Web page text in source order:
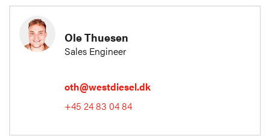
Ole Thuesen
Sales Engineer
oth@westdiesel.dk
+45 24 83 04 84